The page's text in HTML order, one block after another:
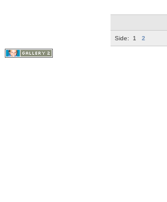
Side: 1 2